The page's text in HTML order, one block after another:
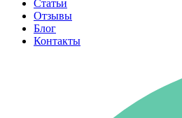
Статьи
Отзывы
Блог
Контакты